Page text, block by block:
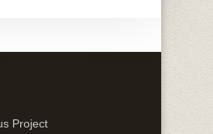
Project